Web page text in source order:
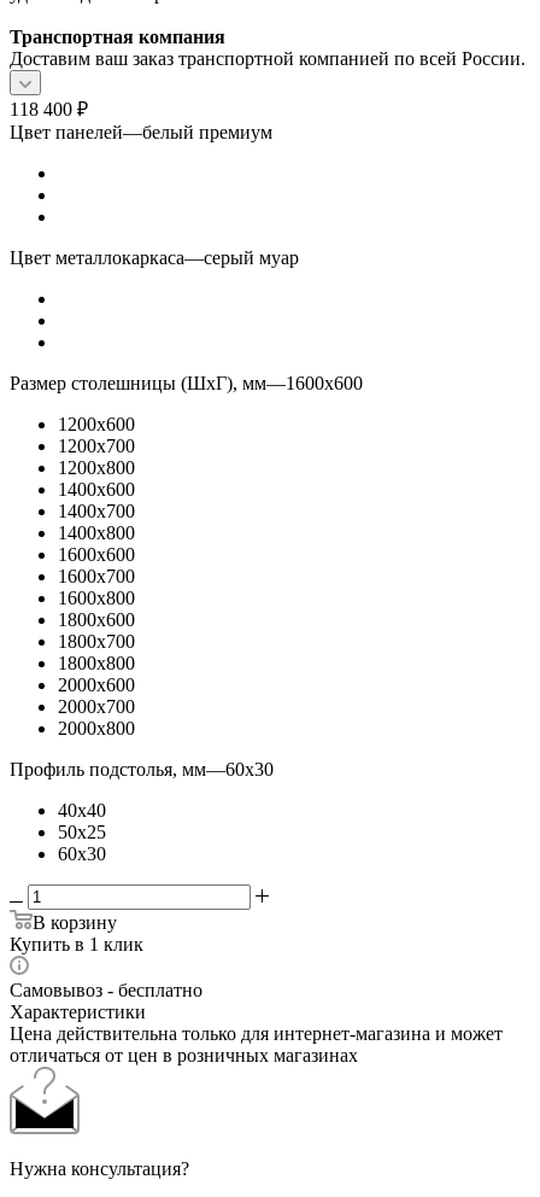
Транспортная компания
Доставим ваш заказ транспортной компанией по всей России.
118 400 ₽
Цвет панелей—белый премиум
Цвет металлокаркаса—серый муар
Размер столешницы (ШхГ), мм—1600x600
1200x600
1200x700
1200x800
1400x600
1400x700
1400x800
1600x600
1600x700
1600x800
1800x600
1800x700
1800x800
2000x600
2000x700
2000x800
Профиль подстолья, мм—60x30
40x40
50x25
60x30
В корзину
Купить в 1 клик
Самовывоз - бесплатно
Характеристики
Цена действительна только для интернет-магазина и может
отличаться от цен в розничных магазинах
Нужна консультация?